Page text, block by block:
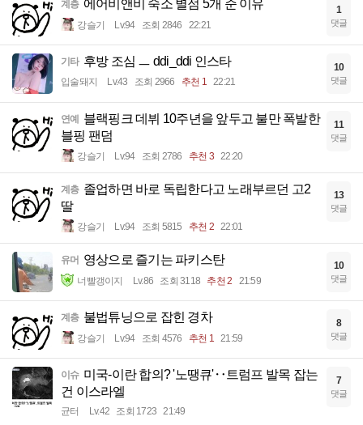
계층 에어비앤비 숙소 별점 5개 준 이유
강슬기 Lv.94 조회 2846 22:21
1
댓글
기타 후방 조심 ㅡ ddi_ddi 인스타
입술돼지 Lv.43 조회 2966 추천 1 22:21
10
댓글
연예 블랙핑크 데뷔 10주년을 앞두고 불만 폭발한
블핑 팬덤
강슬기 Lv.94 조회 2786 추천 3 22:20
11
댓글
계층 졸업하면 바로 독립한다고 노래부르던 고2
딸
강슬기 Lv.94 조회 5815 추천 2 22:01
13
댓글
유머 영상으로 즐기는 파키스탄
너빨갱이지 Lv.86 조회 3118 추천 2 21:59
10
댓글
계층 불법튜닝으로 잡힌 경차
강슬기 Lv.94 조회 4576 추천 1 21:59
8
댓글
이슈 미국-이란 합의? '노땡큐'‥트럼프 발목 잡는
건 이스라엘
균터 Lv.42 조회 1723 21:49
7
댓글